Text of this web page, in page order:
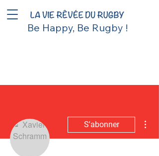
Be Happy, Be Rugby !
S'abonner